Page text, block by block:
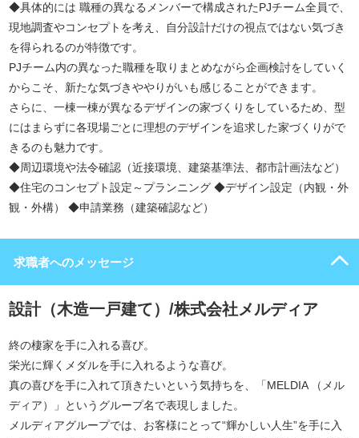
◆具体的には 職種の異なるメンバーで構成されたPJチーム全員で、
現地調査やコンセプトを考え、自分設計だけの視点ではない気づき
を得られるのが特徴です。
PJチーム内の異なった職種を取りまとめながら企画検討をしていく
からこそ、新たな気づきややりがいも感じることができます。
さらに、一棟一棟が異なるデザインの家づくりをしているため、型
にはまらずに各現場ごとに理想のデザインを追求した家づくりがで
きるのも魅力です。
◆周辺環境や法令確認（近接環境、建築基準法、都市計画法など）
◆住宅のコンセプト設定～プランニング ◆デザイン設定（内観・外
観・外構） ◆申請業務（建築確認など）
求職者へのメッセージ
設計（木造一戸建て）/株式会社メルディア
終の棲家を手に入れる喜び。
栄光に輝くメダルを手に入れるような喜び。
真の喜びを手に入れて頂きたいという気持ちを、「MELDIA （メル
ディア）」というグループ名で表現しました。
メルディアグループでは、お客様にとって“輝かしい人生”を手に入